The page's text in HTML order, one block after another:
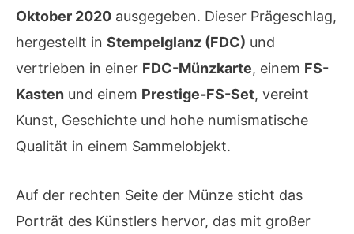
Oktober 2020 ausgegeben. Dieser Prägeschlag,
hergestellt in Stempelglanz (FDC) und
vertrieben in einer FDC-Münzkarte, einem FS-
Kasten und einem Prestige-FS-Set, vereint
Kunst, Geschichte und hohe numismatische
Qualität in einem Sammelobjekt.
Auf der rechten Seite der Münze sticht das
Porträt des Künstlers hervor, das mit großer